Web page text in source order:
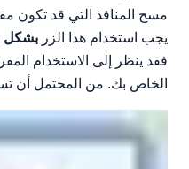
مسح المنافذ التي قد تكون
يجب استخدام هذا الزر بشكل
فقد ينظر إلى الاستخدام
الخاص بك. من المحتمل أن